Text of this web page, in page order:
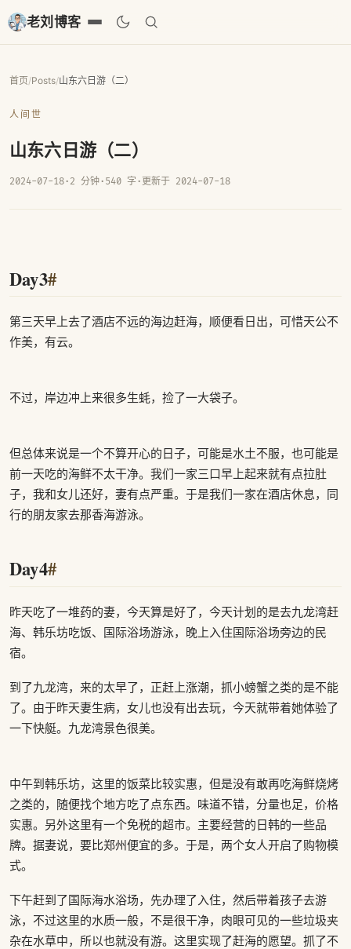
老刘博客
首页/Posts/山东六日游（二）
人间世
山东六日游（二）
2024-07-18· 2 分钟· 540 字 · 更新于 2024-07-18
Day3#
第三天早上去了酒店不远的海边赶海，顺便看日出，可惜天公不
作美，有云。
不过，岸边冲上来很多生蚝，捡了一大袋子。
但总体来说是一个不算开心的日子，可能是水土不服，也可能是
前一天吃的海鲜不太干净。我们一家三口早上起来就有点拉肚
子，我和女儿还好，妻有点严重。于是我们一家在酒店休息，同
行的朋友家去那香海游泳。
Day4#
昨天吃了一堆药的妻，今天算是好了，今天计划的是去九龙湾赶
海、韩乐坊吃饭、国际浴场游泳，晚上入住国际浴场旁边的民
宿。
到了九龙湾，来的太早了，正赶上涨潮，抓小螃蟹之类的是不能
了。由于昨天妻生病，女儿也没有出去玩，今天就带着她体验了
一下快艇。九龙湾景色很美。
中午到韩乐坊，这里的饭菜比较实惠，但是没有敢再吃海鲜烧烤
之类的，随便找个地方吃了点东西。味道不错，分量也足，价格
实惠。另外这里有一个免税的超市。主要经营的日韩的一些品
牌。据妻说，要比郑州便宜的多。于是，两个女人开启了购物模
式。
下午赶到了国际海水浴场，先办理了入住，然后带着孩子去游
泳，不过这里的水质一般，不是很干净，肉眼可见的一些垃圾夹
杂在水草中，所以也就没有游。这里实现了赶海的愿望。抓了不